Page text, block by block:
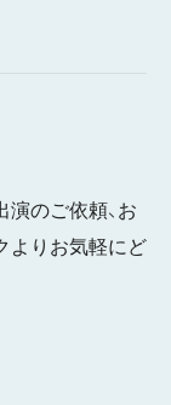
演のご依頼、お
よりお気軽にど